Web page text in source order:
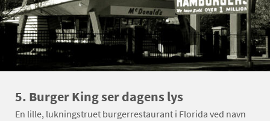
5. Burger King ser dagens lys
En lille, lukningstruet burgerrestaurant i Florida ved navn